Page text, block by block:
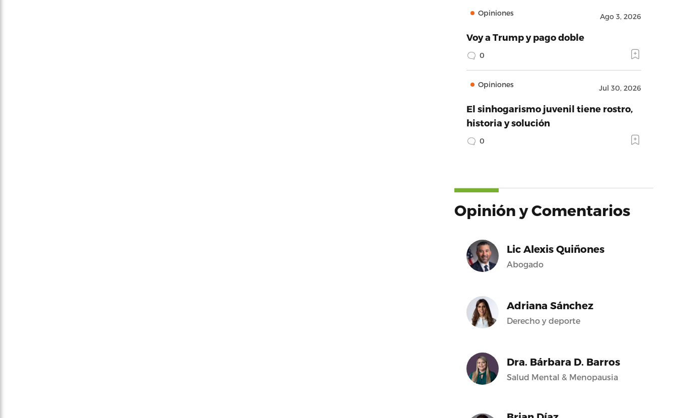
Opiniones Ago 3, 2026
Voy a Trump y pago doble
0
Opiniones Jul 30, 2026
El sinhogarismo juvenil tiene rostro,
historia y solución
0
Opinión y Comentarios
Lic Alexis Quiñones
Abogado
Adriana Sánchez
Derecho y deporte
Dra. Bárbara D. Barros
Salud Mental & Menopausia